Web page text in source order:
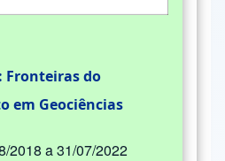
Fronteiras do
em Geociências
2018 a 31/07/2022